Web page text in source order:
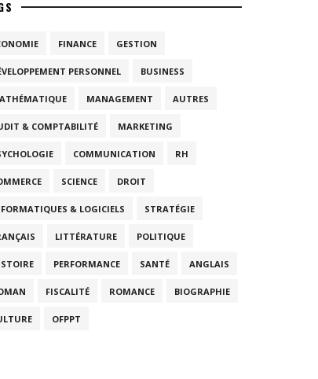
FINANCE GESTION
PERSONNEL BUSINESS
MANAGEMENT AUTRES
& COMPTABILITÉ MARKETING
COMMUNICATION RH
SCIENCE DROIT
& LOGICIELS STRATÉGIE
LITTÉRATURE POLITIQUE
PERFORMANCE SANTÉ ANGLAIS
FISCALITÉ ROMANCE BIOGRAPHIE
OFPPT